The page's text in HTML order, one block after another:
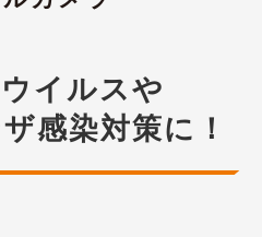
ウイルスや
感染対策に！